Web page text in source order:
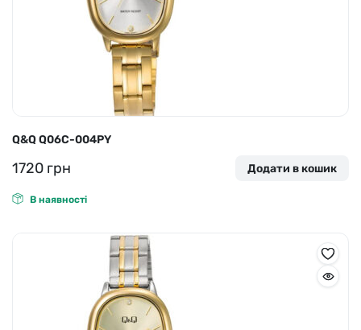
Q&Q Q06С-004PY
1720 грн Додати в кошик
В наявності